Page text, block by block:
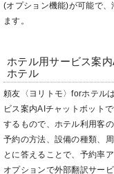
(オプション機能)が可能で
ます。
ホテル用サービス案
ホテル
頼友〈ヨリトモ〉forホテル
ビス案内AIチャットボット
するもので、ホテル利用客
予約の方法、設備の種類、
とに答えることで、予約率
オプションで外部翻訳サー